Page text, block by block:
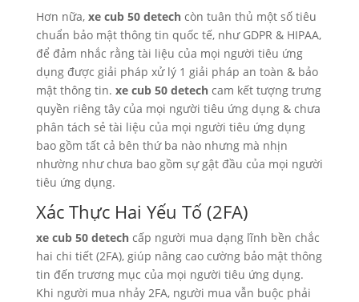
Hơn nữa, xe cub 50 detechcòn tuân thủ một số tiêu
chuẩn bảo mật thông tin quốc tế, như GDPR & HIPAA,
để đảm nhắc rằng tài liệu của mọi người tiêu ứng
dụng được giải pháp xử lý 1 giải pháp an toàn & bảo
mật thông tin. xe cub 50 detechcam kết tượng trưng
quyền riêng tây của mọi người tiêu ứng dụng & chưa
phân tách sẻ tài liệu của mọi người tiêu ứng dụng
bao gồm tất cả bên thứ ba nào nhưng mà nhịn
nhường như chưa bao gồm sự gật đầu của mọi người
tiêu ứng dụng.
Xác Thực Hai Yếu Tố (2FA)
xe cub 50 detechcấp người mua dạng lĩnh bền chắc
hai chi tiết (2FA), giúp nâng cao cường bảo mật thông
tin đến trương mục của mọi người tiêu ứng dụng.
Khi người mua nhảy 2FA, người mua vẫn buộc phải